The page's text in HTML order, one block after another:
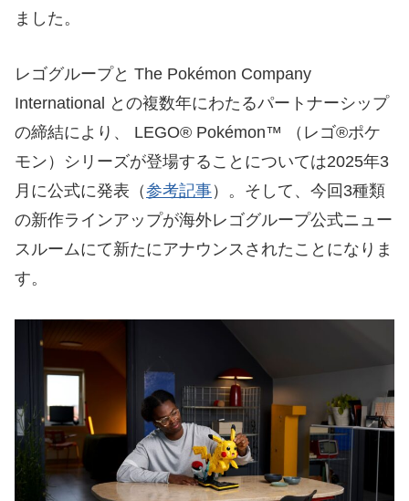
ました。
レゴグループと The Pokémon Company
International との複数年にわたるパートナーシップ
の締結により、 LEGO® Pokémon™ （レゴ®ポケ
モン）シリーズが登場することについては2025年3
月に公式に発表（参考記事）。そして、今回3種類
の新作ラインアップが海外レゴグループ公式ニュー
スルームにて新たにアナウンスされたことになりま
す。